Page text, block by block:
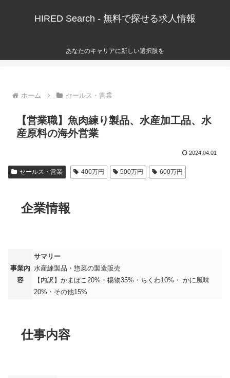
HIRED Search - 無料で探せる求人情報
あなたのキャリアに新しい選択肢を
ホーム セールス・営業
【営業職】魚肉練り製品、水産加工品、水
産原料の海外営業
2024.04.01
セールス・営業 400万円 500万円 600万円
企業情報
事業内
容
サマリー
水産練製品・惣菜の製造販売
【内訳】かまぼこ20%・揚物35%・ちくわ10%・ かに風味
20%・その他15%
仕事内容